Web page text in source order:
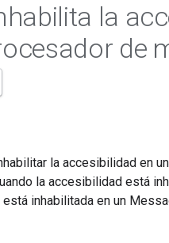
la
de
la accesibilidad en
la accesibilidad está
inhabilitada en un